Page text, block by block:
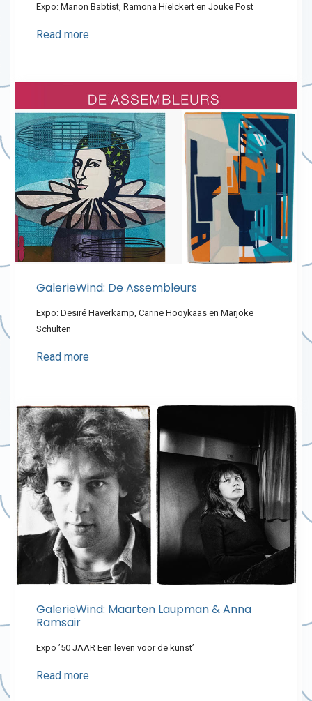
Expo: Manon Babtist, Ramona Hielckert en Jouke Post
Read more
GalerieWind: De Assembleurs
Expo: Desiré Haverkamp, Carine Hooykaas en Marjoke
Schulten
Read more
GalerieWind: Maarten Laupman & Anna
Ramsair
Expo ’50 JAAR Een leven voor de kunst’
Read more